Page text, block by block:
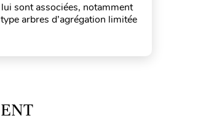
sont associées, notamment
arbres d’agrégation limitée